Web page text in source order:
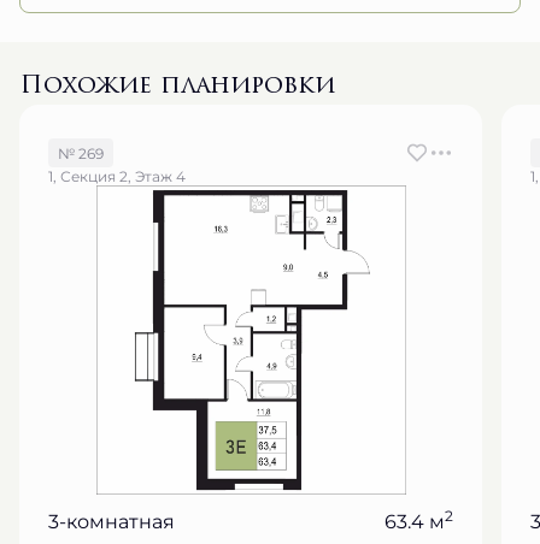
Похожие планировки
№ 269
1, Секция 2, Этаж 4
3-комнатная 63.4 м2